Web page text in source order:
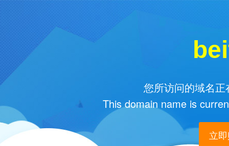
您所访问的域名
This domain name is
立